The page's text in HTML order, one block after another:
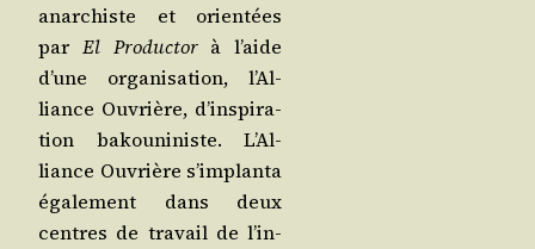
anar­chiste et orien­tées
par El Pro­duc­torà l’aide
d’une orga­ni­sa­tion, l’Al­
liance Ouvrière, d’ins­pi­ra­
tion bakou­ni­niste. L’Al­
liance Ouvrière s’im­plan­ta
éga­le­ment dans deux
centres de tra­vail de l’in­